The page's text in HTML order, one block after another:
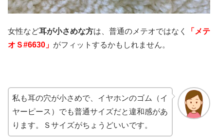
女性など耳が小さめな方は、普通のメテオではなく
「メテ
オＳ#6630」 がフィットするかもしれません。
私も耳の穴が小さめで、イヤホンのゴム（イ
ヤーピース）でも普通サイズだと違和感があ
ります。Ｓサイズがちょうどいいです。